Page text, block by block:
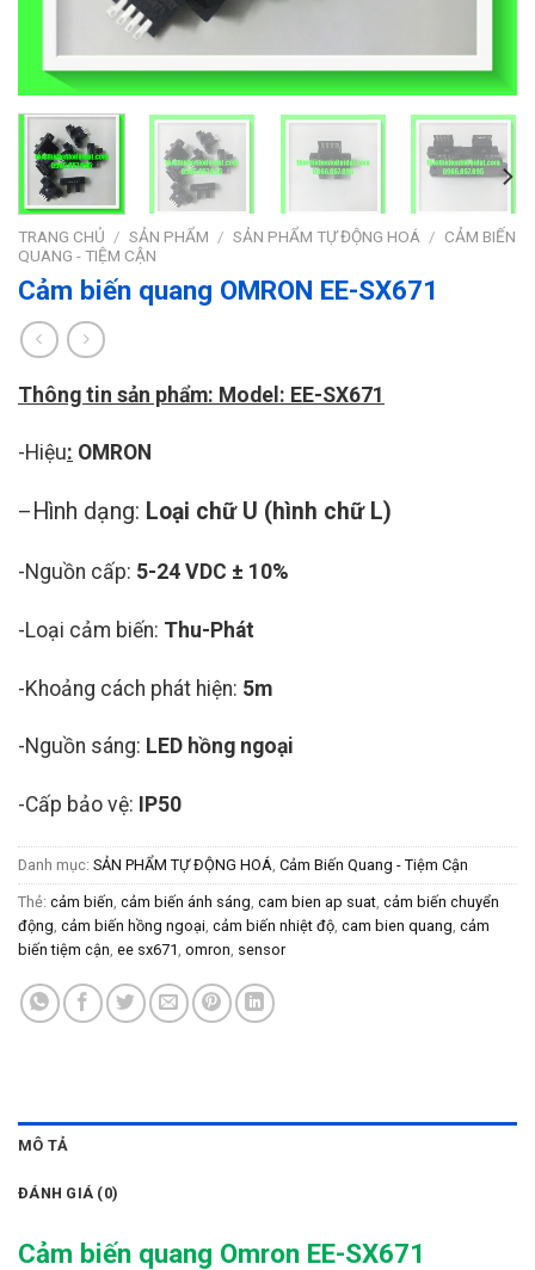
TRANG CHỦ / SẢN PHẨM / SẢN PHẨM TỰ ĐỘNG HOÁ / CẢM BIẾN
QUANG - TIỆM CẬN
Cảm biến quang OMRON EE-SX671
Thông tin sản phẩm: Model: EE-SX671
-Hiệu: OMRON
– Hình dạng: Loại chữ U (hình chữ L)
-Nguồn cấp: 5-24 VDC ± 10%
-Loại cảm biến: Thu-Phát
-Khoảng cách phát hiện: 5m
-Nguồn sáng: LED hồng ngoại
-Cấp bảo vệ: IP50
Danh mục: SẢN PHẨM TỰ ĐỘNG HOÁ Cảm Biến Quang - Tiệm Cận
Thẻ: cảm biến cảm biến ánh sáng cam bien ap suat cảm biến chuyển
động cảm biến hồng ngoại cảm biến nhiệt độ cam bien quang cảm
biến tiệm cận ee sx671 omron sensor
MÔ TẢ
ĐÁNH GIÁ (0)
Cảm biến quang Omron EE-SX671